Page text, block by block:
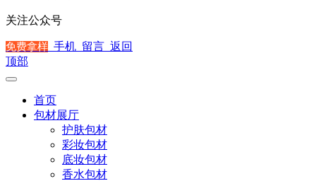
关注公众号
免费拿样 手机 留言 返回
顶部
首页
包材展厅
护肤包材
彩妆包材
底妆包材
香水包材